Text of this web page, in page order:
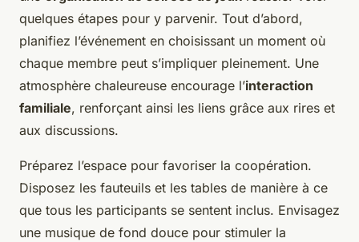
quelques étapes pour y parvenir. Tout d’abord,
planifiez l’événement en choisissant un moment où
chaque membre peut s’impliquer pleinement. Une
atmosphère chaleureuse encourage l’interaction
familiale, renforçant ainsi les liens grâce aux rires et
aux discussions.
Préparez l’espace pour favoriser la coopération.
Disposez les fauteuils et les tables de manière à ce
que tous les participants se sentent inclus. Envisagez
une musique de fond douce pour stimuler la